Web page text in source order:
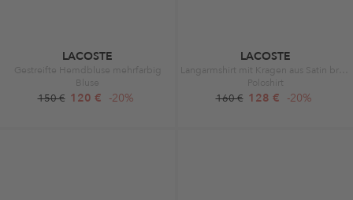
LACOSTE
Gestreifte Hemdbluse mehrfarbig
Bluse
150 € 120 € -20%
LACOSTE
Poloshirt
160 € 128 € -20%